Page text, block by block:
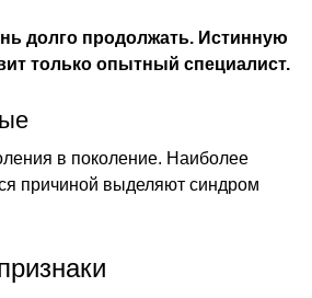
долго продолжать. Истинную
только опытный специалист.
в поколение. Наиболее
причиной выделяют синдром